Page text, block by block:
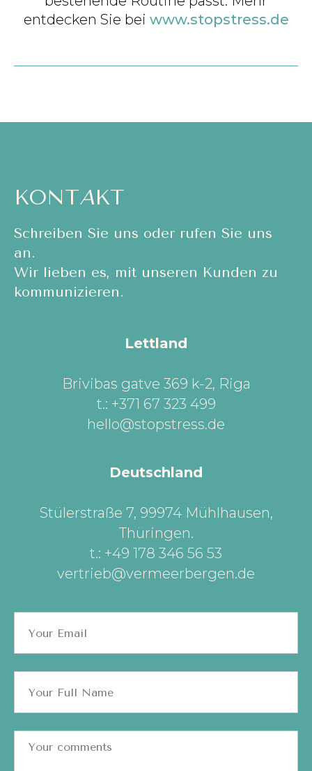
entdecken Sie bei www.stopstress.de
KONTAKT
Schreiben Sie uns oder rufen Sie uns
an.
Wir lieben es, mit unseren Kunden zu
kommunizieren.
Lettland
Brivibas gatve 369 k-2, Riga
t.: +371 67 323 499
hello@stopstress.de
Deutschland
Stülerstraße 7, 99974 Mühlhausen,
Thüringen.
t.: +49 178 346 56 53
vertrieb@vermeerbergen.de